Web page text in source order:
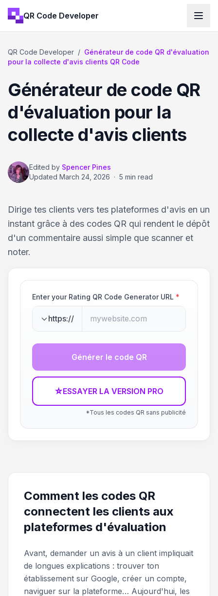
QR Code Developer
QR Code Developer / Générateur de code QR d'évaluation
pour la collecte d'avis clients QR Code
Générateur de code QR
d'évaluation pour la
collecte d'avis clients
Edited by Spencer Pines
Updated March 24, 2026 · 5 min read
Dirige tes clients vers tes plateformes d'avis en un
instant grâce à des codes QR qui rendent le dépôt
d'un commentaire aussi simple que scanner et
noter.
Enter your Rating QR Code Generator URL *
https://
Générer le code QR
☆ESSAYER LA VERSION PRO
*Tous les codes QR sans publicité
Comment les codes QR
connectent les clients aux
plateformes d'évaluation
Avant, demander un avis à un client impliquait
de longues explications : trouver ton
établissement sur Google, créer un compte,
naviguer sur la plateforme… Aujourd'hui, les